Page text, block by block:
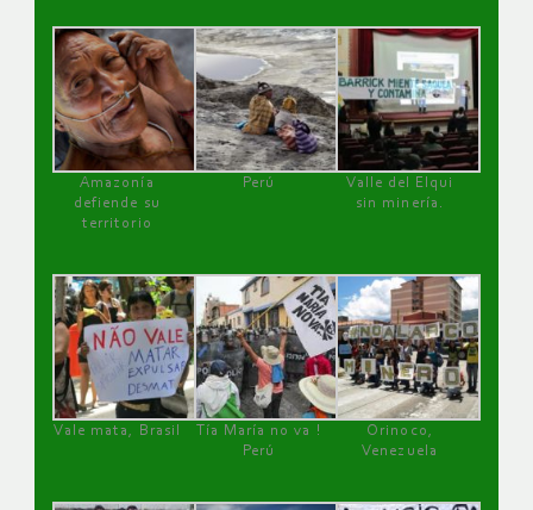
Amazonía
defiende su
territorio
Perú
Valle del Elqui
sin minería.
Vale mata, Brasil
Tía María no va !
Perú
Orinoco,
Venezuela